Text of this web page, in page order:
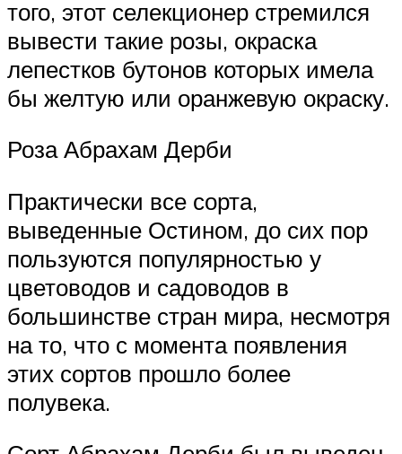
того, этот селекционер стремился
вывести такие розы, окраска
лепестков бутонов которых имела
бы желтую или оранжевую окраску.
Роза Абрахам Дерби
Практически все сорта,
выведенные Остином, до сих пор
пользуются популярностью у
цветоводов и садоводов в
большинстве стран мира, несмотря
на то, что с момента появления
этих сортов прошло более
полувека.